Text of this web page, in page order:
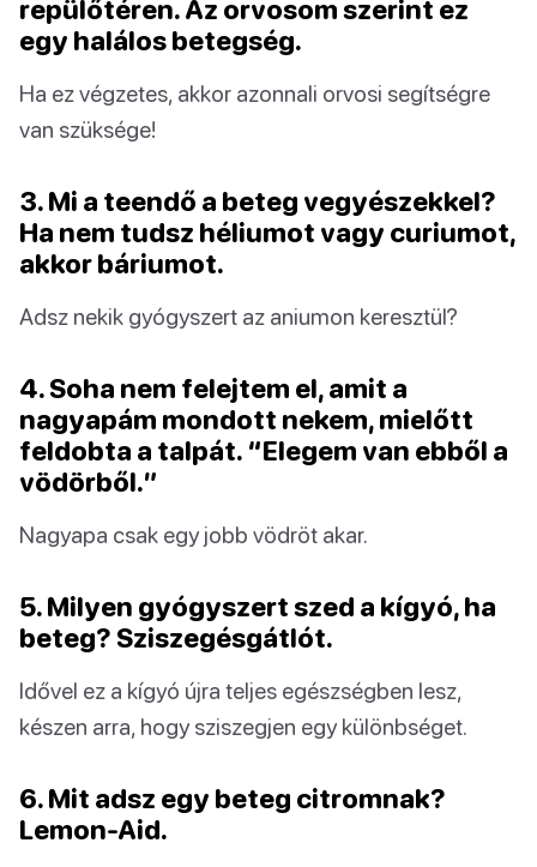
repülőtéren. Az orvosom szerint ez
egy halálos betegség.
Ha ez végzetes, akkor azonnali orvosi segítségre
van szüksége!
3. Mi a teendő a beteg vegyészekkel?
Ha nem tudsz héliumot vagy curiumot,
akkor báriumot.
Adsz nekik gyógyszert az aniumon keresztül?
4. Soha nem felejtem el, amit a
nagyapám mondott nekem, mielőtt
feldobta a talpát. “Elegem van ebből a
vödörből.”
Nagyapa csak egy jobb vödröt akar.
5. Milyen gyógyszert szed a kígyó, ha
beteg? Sziszegésgátlót.
Idővel ez a kígyó újra teljes egészségben lesz,
készen arra, hogy sziszegjen egy különbséget.
6. Mit adsz egy beteg citromnak?
Lemon-Aid.